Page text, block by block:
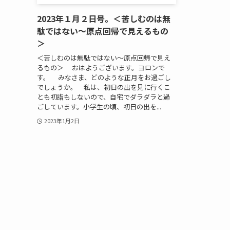
2023年１月２日号。＜苦しむのは無
駄ではない～原点回帰で見えるもの
＞
＜苦しむのは無駄ではない～原点回帰で見え
るもの＞ おはようございます。ヨロンで
す。 みなさま、どのような正月をお過ごし
でしょうか。 私は、初日の出を見に行くこ
とも初詣もしないので、自宅でダラダラと過
ごしています。小学生の頃、初日の出を...
2023年1月2日